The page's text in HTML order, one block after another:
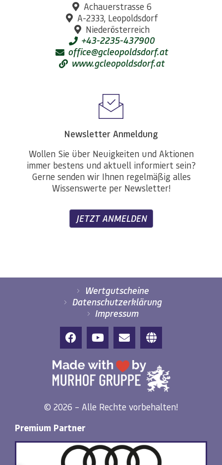
Achauerstrasse 6
A-2333, Leopoldsdorf
Niederösterreich
+43-2235-437900
office@gcleopoldsdorf.at
www.gcleopoldsdorf.at
Newsletter Anmeldung
Wollen Sie über Neuigkeiten und Aktionen
immer bestens und aktuell informiert sein?
Gerne senden wir Ihnen regelmäßig alles
Wissenswerte per Newsletter!
JETZT ANMELDEN
Wertgutscheine
Datenschutzerklärung
Impressum
© 2026 – Alle Rechte vorbehalten!
Premium Partner